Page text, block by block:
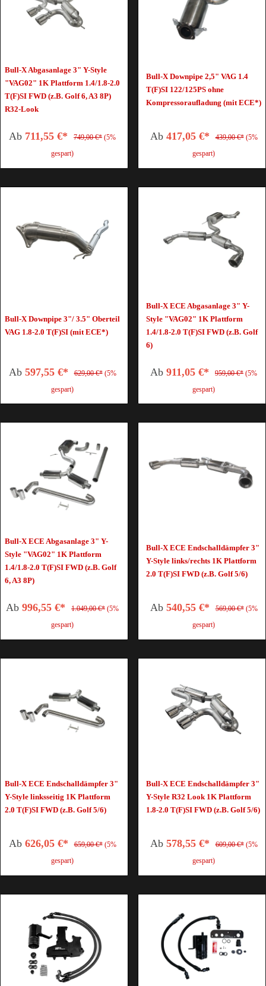
Bull-X Abgasanlage 3" Y-Style
"VAG02" 1K Plattform 1.4/1.8-2.0
T(F)SI FWD (z.B. Golf 6, A3 8P)
R32-Look
Ab 711,55 €* 749,00 €* (5%
gespart)
Bull-X Downpipe 2,5" VAG 1.4
T(F)SI 122/125PS ohne
Kompressoraufladung (mit ECE*)
Ab 417,05 €* 439,00 €* (5%
gespart)
Bull-X Downpipe 3"/ 3.5" Oberteil
VAG 1.8-2.0 T(F)SI (mit ECE*)
Ab 597,55 €* 629,00 €* (5%
gespart)
Bull-X ECE Abgasanlage 3" Y-
Style "VAG02" 1K Plattform
1.4/1.8-2.0 T(F)SI FWD (z.B. Golf
6)
Ab 911,05 €* 959,00 €* (5%
gespart)
Bull-X ECE Abgasanlage 3" Y-
Style "VAG02" 1K Plattform
1.4/1.8-2.0 T(F)SI FWD (z.B. Golf
6, A3 8P)
Ab 996,55 €* 1.049,00 €* (5%
gespart)
Bull-X ECE Endschalldämpfer 3"
Y-Style links/rechts 1K Plattform
2.0 T(F)SI FWD (z.B. Golf 5/6)
Ab 540,55 €* 569,00 €* (5%
gespart)
Bull-X ECE Endschalldämpfer 3"
Y-Style linksseitig 1K Plattform
2.0 T(F)SI FWD (z.B. Golf 5/6)
Ab 626,05 €* 659,00 €* (5%
gespart)
Bull-X ECE Endschalldämpfer 3"
Y-Style R32 Look 1K Plattform
1.8-2.0 T(F)SI FWD (z.B. Golf 5/6)
Ab 578,55 €* 609,00 €* (5%
gespart)